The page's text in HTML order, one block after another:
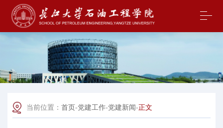
当前位置： 首页-党建工作-党建新闻-正文